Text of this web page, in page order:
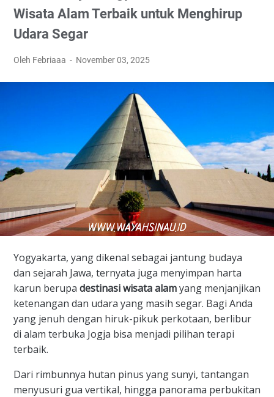
Wisata Alam Terbaik untuk Menghirup
Udara Segar
Oleh Febriaaa November 03, 2025
​Yogyakarta, yang dikenal sebagai jantung budaya
dan sejarah Jawa, ternyata juga menyimpan harta
karun berupa destinasi wisata alamyang menjanjikan
ketenangan dan udara yang masih segar. Bagi Anda
yang jenuh dengan hiruk-pikuk perkotaan, berlibur
di alam terbuka Jogja bisa menjadi pilihan terapi
terbaik.
​Dari rimbunnya hutan pinus yang sunyi, tantangan
menyusuri gua vertikal, hingga panorama perbukitan